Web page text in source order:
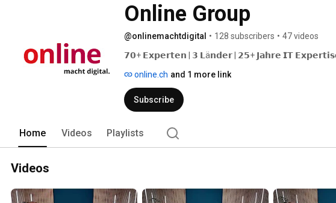
Online Group
@onlinemachtdigital • 128 subscribers • 47 videos
𝟳𝟬+ 𝗘𝘅𝗽𝗲𝗿𝘁𝗲𝗻 | 𝟯 𝗟ä𝗻𝗱𝗲𝗿 | 𝟮𝟱+ 𝗝𝗮𝗵𝗿𝗲 𝗜𝗧
online.ch and 1 more link
Subscribe
Home Videos Playlists
Videos